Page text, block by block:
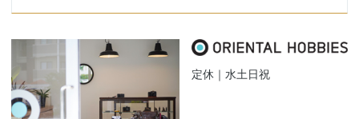
定休｜水土日祝